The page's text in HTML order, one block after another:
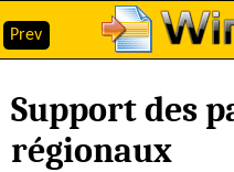
Prev
Support des
régionaux